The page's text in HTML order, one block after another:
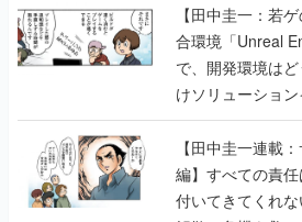
けソリューショ
に行って、より
【田中圭一連載
編】すべての責
付いてきてくれ
解散の危機を救
開く。業界の快男
『少年ジャンプ
若ゲのいたり〜ゲームクリエイターの青